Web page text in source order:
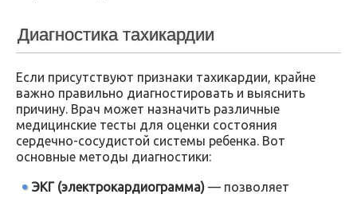
Диагностика тахикардии
Если присутствуют признаки тахикардии, крайне
важно правильно диагностировать и выяснить
причину. Врач может назначить различные
медицинские тесты для оценки состояния
сердечно-сосудистой системы ребенка. Вот
основные методы диагностики:
ЭКГ (электрокардиограмма) — позволяет